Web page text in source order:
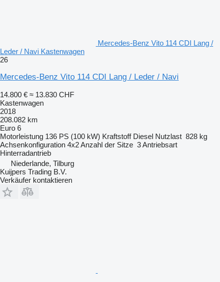
Mercedes-Benz Vito 114 CDI Lang /
Leder / Navi Kastenwagen
26
Mercedes-Benz Vito 114 CDI Lang / Leder / Navi
14.800 € ≈ 13.830 CHF
Kastenwagen
2018
208.082 km
Euro 6
Motorleistung 136 PS (100 kW) Kraftstoff Diesel Nutzlast 828 kg
Achsenkonfiguration 4x2Anzahl der Sitze 3Antriebsart
Hinterradantrieb
Niederlande, Tilburg
Kuijpers Trading B.V.
Verkäufer kontaktieren